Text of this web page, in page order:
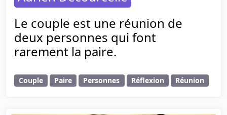
Le couple est une réunion de
deux personnes qui font
rarement la paire.
Couple Paire Personnes Réflexion Réunion